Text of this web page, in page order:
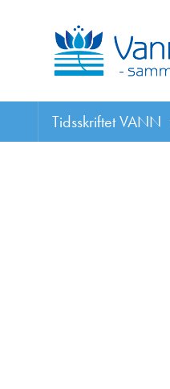
Tidsskriftet VANN
Les VANN digitalt
Retningslinjer for